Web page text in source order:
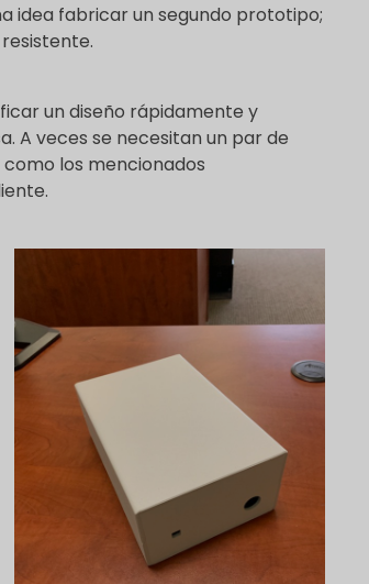
idea fabricar un segundo prototipo;
un diseño rápidamente y
A veces se necesitan un par de
los mencionados